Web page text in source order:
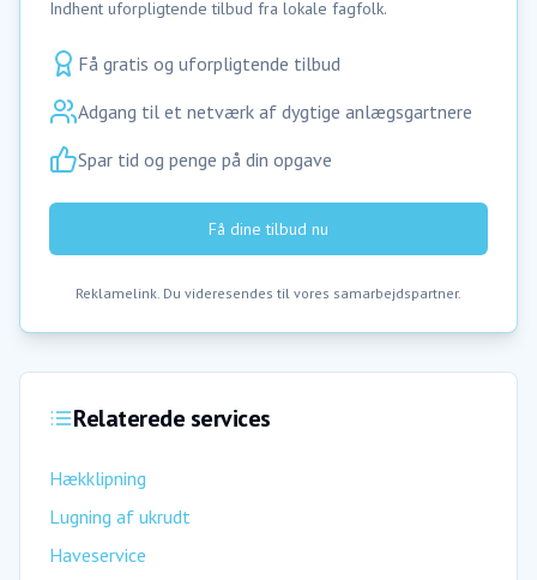
Indhent uforpligtende tilbud fra lokale fagfolk.
Få gratis og uforpligtende tilbud
Adgang til et netværk af dygtige anlægsgartnere
Spar tid og penge på din opgave
Få dine tilbud nu
Reklamelink. Du videresendes til vores samarbejdspartner.
Relaterede services
Hækklipning
Lugning af ukrudt
Haveservice